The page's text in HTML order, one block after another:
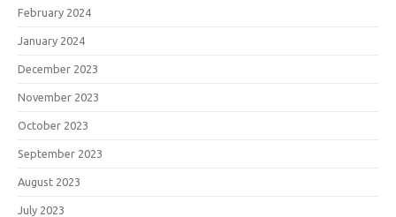
February 2024
January 2024
December 2023
November 2023
October 2023
September 2023
August 2023
July 2023